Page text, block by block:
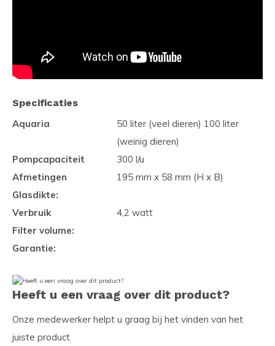
Specificaties
Aquaria
50 liter (veel dieren) 100 liter
(weinig dieren)
Pompcapaciteit
300 l/u
Afmetingen
195 mm x 58 mm (H x B)
Glasdikte:
Verbruik
4,2 watt
Filter volume:
Garantie:
Heeft u een vraag over dit product?
Onze medewerker helpt u graag bij het vinden van het
juiste product